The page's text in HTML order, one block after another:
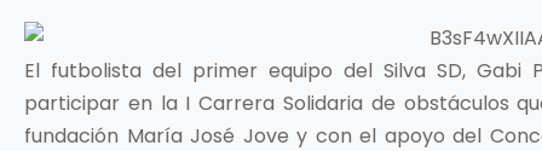
El futbolista del primer equipo del Silva SD,
participar en la I Carrera Solidaria de obstáculos
fundación María José Jove y con el apoyo del